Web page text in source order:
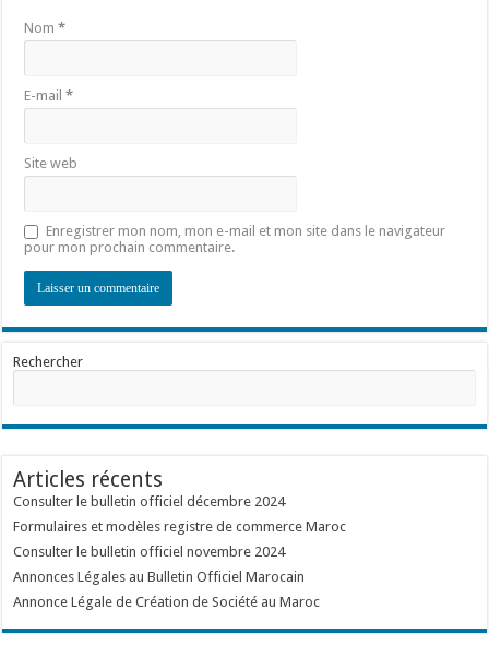
Nom*
E-mail*
Site web
Enregistrer mon nom, mon e-mail et mon site dans le navigateur
pour mon prochain commentaire.
Rechercher
Articles récents
Consulter le bulletin officiel décembre 2024
Formulaires et modèles registre de commerce Maroc
Consulter le bulletin officiel novembre 2024
Annonces Légales au Bulletin Officiel Marocain
Annonce Légale de Création de Société au Maroc